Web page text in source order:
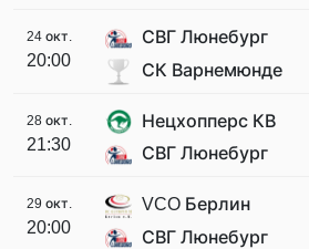
24 окт.
20:00
СВГ Люнебург
СК Варнемюнде
28 окт.
21:30
Нецхопперс КВ
СВГ Люнебург
29 окт.
20:00
VCO Берлин
СВГ Люнебург